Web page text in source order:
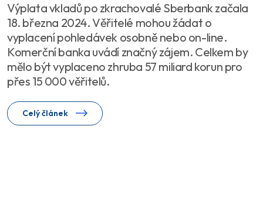
Výplata vkladů po zkrachovalé Sberbank začala
18. března 2024. Věřitelé mohou žádat o
vyplacení pohledávek osobně nebo on-line.
Komerční banka uvádí značný zájem. Celkem by
mělo být vyplaceno zhruba 57 miliard korun pro
přes 15 000 věřitelů.
Celý článek